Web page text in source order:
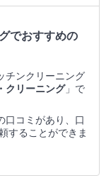
でおすすめの
チンクリーニング
クリーニング」で
口コミがあり、口
することができま